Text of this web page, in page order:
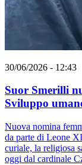
30/06/2026 - 12:43
Suor Smerilli
Sviluppo
Nuova nomina
da parte di Leone
curiale, la religiosa
oggi dal cardinale